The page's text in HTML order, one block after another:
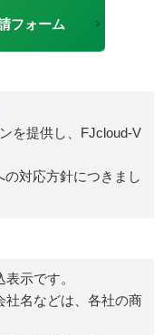
フォーム
を提供し、FJcloud-V
対応方針につきまし
示です。
名などは、各社の商